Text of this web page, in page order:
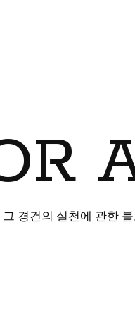
경건의 실천에 관한